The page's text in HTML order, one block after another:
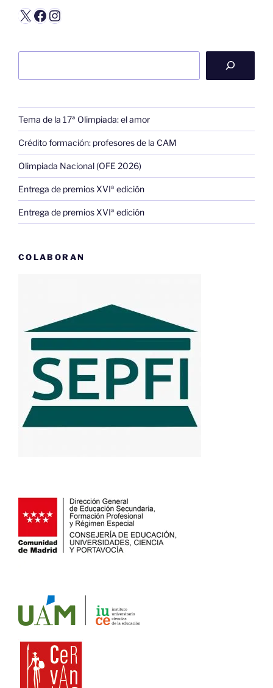
X Facebook
Instagram
Tema de la 17ª Olimpiada: el amor
Crédito formación: profesores de la CAM
Olimpiada Nacional (OFE 2026)
Entrega de premios XVIª edición
Entrega de premios XVIª edición
COLABORAN